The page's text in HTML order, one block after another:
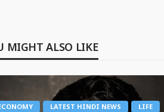
MIGHT ALSO LIKE
LATEST HINDI NEWS
LIFE